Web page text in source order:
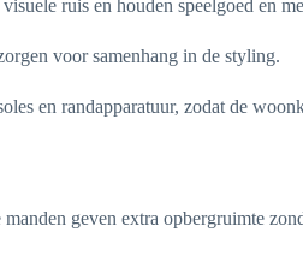
ruis en houden speelgoed en
voor samenhang in de styling.
en randapparatuur, zodat de
geven extra opbergruimte